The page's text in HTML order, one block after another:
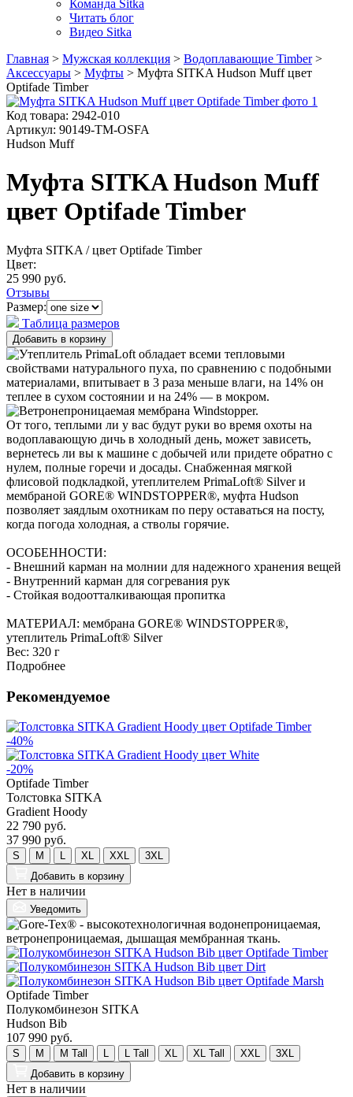
Команда Sitka
Читать блог
Видео Sitka
Главная > Мужская коллекция > Водоплавающие Timber >
Аксессуары > Муфты > Муфта SITKA Hudson Muff цвет
Optifade Timber
Код товара: 2942-010
Артикул: 90149-TM-OSFA
Hudson Muff
Муфта SITKA Hudson Muff
цвет Optifade Timber
Муфта SITKA / цвет Optifade Timber
Цвет:
25 990 руб.
Отзывы
Размер:
Таблица размеров
От того, теплыми ли у вас будут руки во время охоты на
водоплавающую дичь в холодный день, может зависеть,
вернетесь ли вы к машине с добычей или придете обратно с
нулем, полные горечи и досады. Снабженная мягкой
флисовой подкладкой, утеплителем PrimaLoft® Silver и
мембраной GORE® WINDSTOPPER®, муфта Hudson
позволяет заядлым охотникам по перу оставаться на посту,
когда погода холодная, а стволы горячие.
ОСОБЕННОСТИ:
- Внешний карман на молнии для надежного хранения вещей
- Внутренний карман для согревания рук
- Стойкая водоотталкивающая пропитка
МАТЕРИАЛ: мембрана GORE® WINDSTOPPER®,
утеплитель PrimaLoft® Silver
Вес: 320 г
Подробнее
Рекомендуемое
-40%
-20%
Optifade Timber
Толстовка SITKA
Gradient Hoody
22 790 руб.
37 990 руб.
S M L XL XXL
3XL
Добавить в корзину
Нет в наличии
Уведомить
Optifade Timber
Полукомбинезон SITKA
Hudson Bib
107 990 руб.
S M M Tall L L Tall XL XL Tall XXL
3XL
Добавить в корзину
Нет в наличии